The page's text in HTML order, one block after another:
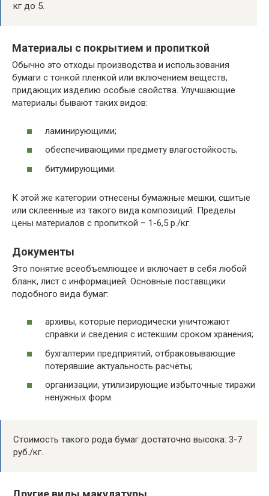
кг до 5.
Материалы с покрытием и пропиткой
Обычно это отходы производства и использования
бумаги с тонкой пленкой или включением веществ,
придающих изделию особые свойства. Улучшающие
материалы бывают таких видов:
ламинирующими;
обеспечивающими предмету влагостойкость;
битумирующими.
К этой же категории отнесены бумажные мешки, сшитые
или склеенные из такого вида композиций. Пределы
цены материалов с пропиткой – 1-6,5 р./кг.
Документы
Это понятие всеобъемлющее и включает в себя любой
бланк, лист с информацией. Основные поставщики
подобного вида бумаг:
архивы, которые периодически уничтожают
справки и сведения с истекшим сроком хранения;
бухгалтерии предприятий, отбраковывающие
потерявшие актуальность расчёты;
организации, утилизирующие избыточные тиражи
ненужных форм.
Стоимость такого рода бумаг достаточно высока: 3-7
руб./кг.